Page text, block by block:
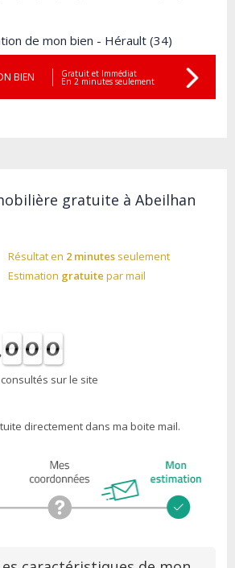
de mon bien - Hérault (34)
BIEN Gratuit et Immédiat
En 2 minutes seulement
gratuite à Abeilhan
Résultat en 2 minutesseulement
Estimation gratuite par mail
sur le site
directement dans ma boite mail.